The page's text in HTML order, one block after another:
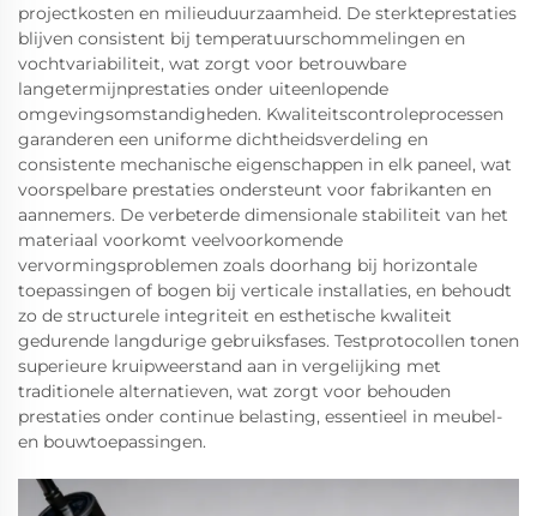
projectkosten en milieuduurzaamheid. De sterkteprestaties
blijven consistent bij temperatuurschommelingen en
vochtvariabiliteit, wat zorgt voor betrouwbare
langetermijnprestaties onder uiteenlopende
omgevingsomstandigheden. Kwaliteitscontroleprocessen
garanderen een uniforme dichtheidsverdeling en
consistente mechanische eigenschappen in elk paneel, wat
voorspelbare prestaties ondersteunt voor fabrikanten en
aannemers. De verbeterde dimensionale stabiliteit van het
materiaal voorkomt veelvoorkomende
vervormingsproblemen zoals doorhang bij horizontale
toepassingen of bogen bij verticale installaties, en behoudt
zo de structurele integriteit en esthetische kwaliteit
gedurende langdurige gebruiksfases. Testprotocollen tonen
superieure kruipweerstand aan in vergelijking met
traditionele alternatieven, wat zorgt voor behouden
prestaties onder continue belasting, essentieel in meubel-
en bouwtoepassingen.